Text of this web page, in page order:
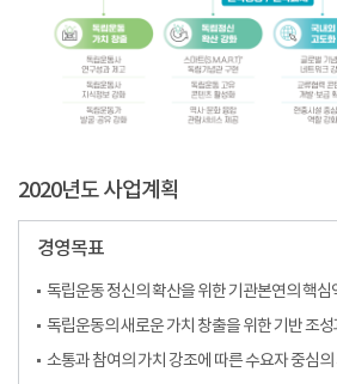
2020년도 사업계획
경영목표
독립운동 정신의 확산을 위한 기관본연의 핵심
독립운동의 새로운 가치 창출을 위한 기반 조
소통과 참여의 가치 강조에 따른 수요자 중심